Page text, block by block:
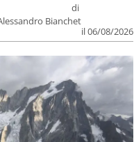
di
Bianchet
il 06/08/2026